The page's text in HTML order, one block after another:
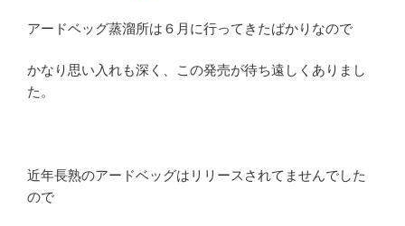
アードベッグ蒸溜所は６月に行ってきたばかりなので
かなり思い入れも深く、この発売が待ち遠しくありまし
た。
近年長熟のアードベッグはリリースされてませんでした
ので